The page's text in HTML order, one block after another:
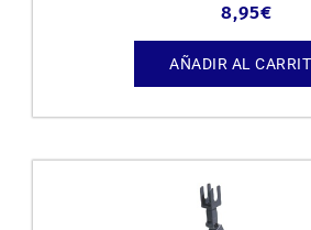
8,95€
AÑADIR AL